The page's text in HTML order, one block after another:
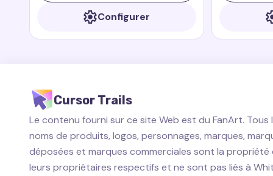
Configurer
Cursor Trails
Le contenu fourni sur ce site Web est du FanArt. Tous
noms de produits, logos, personnages, marques,
déposées et marques commerciales sont la propriété
leurs propriétaires respectifs et ne sont pas liés à